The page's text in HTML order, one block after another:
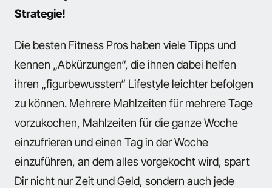
Strategie!
Die besten Fitness Pros haben viele Tipps und
kennen „Abkürzungen“, die ihnen dabei helfen
ihren „figurbewussten“ Lifestyle leichter befolgen
zu können. Mehrere Mahlzeiten für mehrere Tage
vorzukochen, Mahlzeiten für die ganze Woche
einzufrieren und einen Tag in der Woche
einzuführen, an dem alles vorgekocht wird, spart
Dir nicht nur Zeit und Geld, sondern auch jede